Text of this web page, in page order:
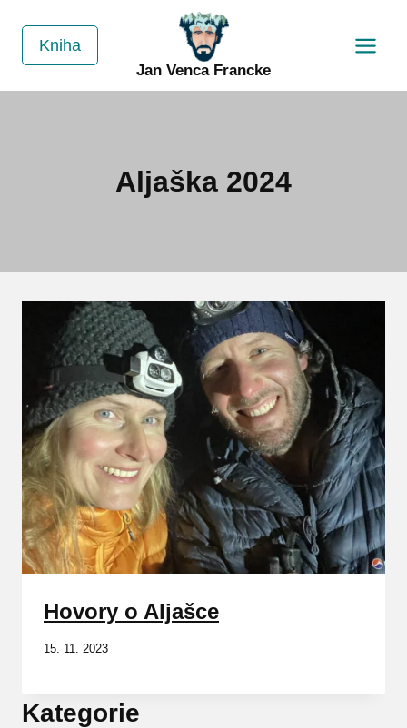
Kniha
Jan Venca Francke
Aljaška 2024
Hovory o Aljašce
15. 11. 2023
Kategorie